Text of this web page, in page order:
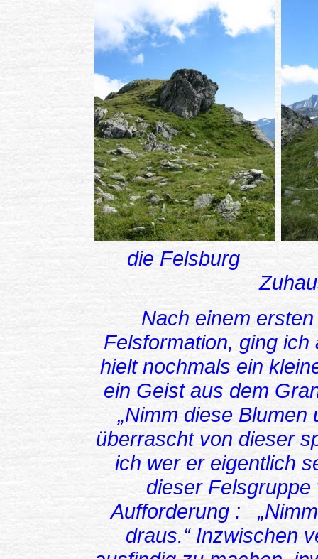
die
Nach einem
Felsformation, ging
hielt nochmals ein
ein Geist aus dem
„Nimm diese Blumen
überrascht von dieser
ich wer er eigentlich
dieser
Aufforderung :
draus.“ Inzwischen